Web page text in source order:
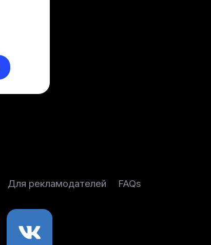
Для рекламодателей FAQs